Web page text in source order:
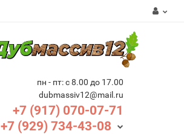
пн - пт: с 8.00 до 17.00
dubmassiv12@mail.ru
+7 (917) 070-07-71
+7 (929) 734-43-08